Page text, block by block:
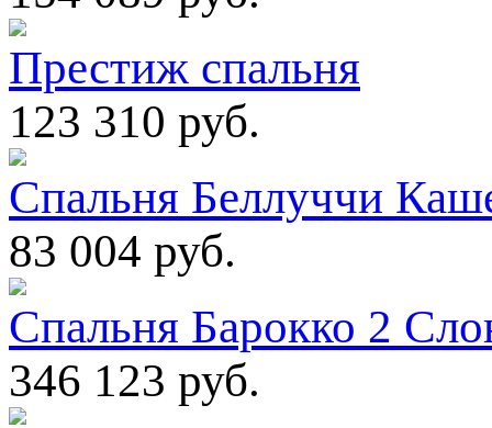
Престиж спальня
123 310 руб.
Спальня Беллуччи
83 004 руб.
Спальня Барокко 2
346 123 руб.